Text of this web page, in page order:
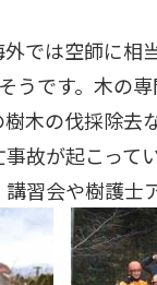
では空師に
です。木の
木の伐採除
故が起こって
習会や樹護士